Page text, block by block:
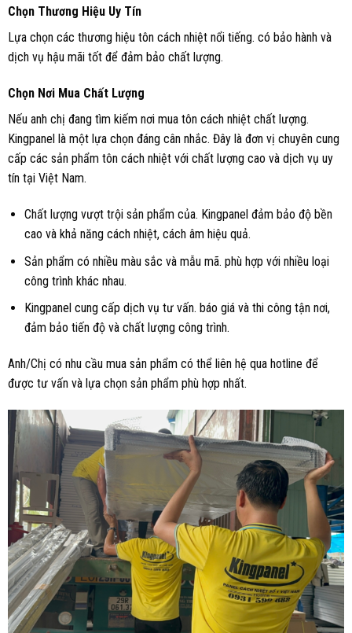
Chọn Thương Hiệu Uy Tín
Lựa chọn các thương hiệu tôn cách nhiệt nổi tiếng. có bảo hành và
dịch vụ hậu mãi tốt để đảm bảo chất lượng.
Chọn Nơi Mua Chất Lượng
Nếu anh chị đang tìm kiếm nơi mua tôn cách nhiệt chất lượng.
Kingpanel là một lựa chọn đáng cân nhắc. Đây là đơn vị chuyên cung
cấp các sản phẩm tôn cách nhiệt với chất lượng cao và dịch vụ uy
tín tại Việt Nam.
Chất lượng vượt trội sản phẩm của. Kingpanel đảm bảo độ bền
cao và khả năng cách nhiệt, cách âm hiệu quả.
Sản phẩm có nhiều màu sắc và mẫu mã. phù hợp với nhiều loại
công trình khác nhau.
Kingpanel cung cấp dịch vụ tư vấn. báo giá và thi công tận nơi,
đảm bảo tiến độ và chất lượng công trình.
Anh/Chị có nhu cầu mua sản phẩm có thể liên hệ qua hotline để
được tư vấn và lựa chọn sản phẩm phù hợp nhất.